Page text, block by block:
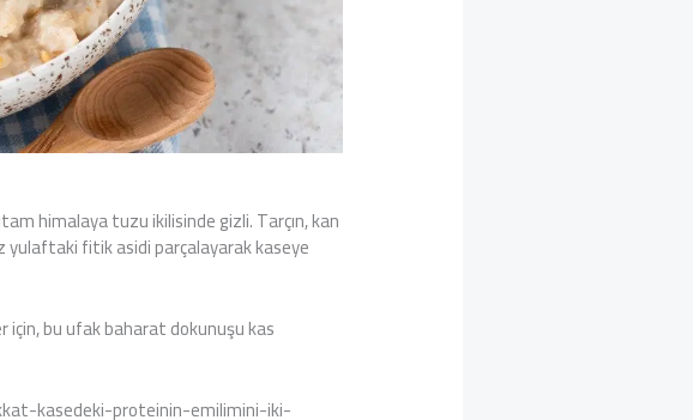
himalaya tuzu ikilisinde gizli. Tarçın, kan
yulaftaki fitik asidi parçalayarak kaseye
için, bu ufak baharat dokunuşu kas
kasedeki-proteinin-emilimini-iki-